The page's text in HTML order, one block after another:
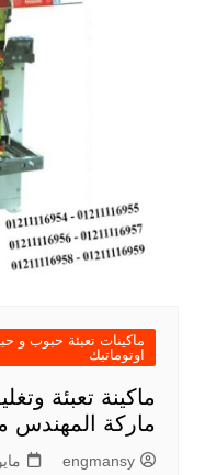
ماكينات تعبئة حبوب و
اوتوماتيك
ماركة المهندس
engmansy مايو 17,